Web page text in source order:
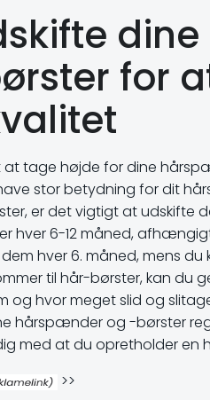
dine
for
tage højde for dine
stor betydning for dit
er det vigtigt at udskifte
hver 6-12 måned,
hver 6. måned, mens du
til hår-børster, kan du
hvor meget slid og
hårspænder og -børster
med at du opretholder en
>>